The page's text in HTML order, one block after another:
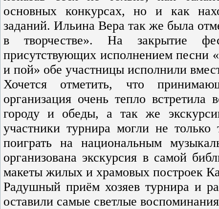
основных конкурсах, но и как
заданий. Ильина Вера так же была
в творчестве». На закрытие
присутствующих исполнением песни
и пой» обе участницы исполнили
Хочется отметить, что
организация очень тепло встретила
городу и обеды, а так же
участники турнира могли не только
поиграть на национальным
организована экскурсия в самой
макеты жилых и храмовых построек
Радушный приём хозяев турнира и
оставили самые светлые